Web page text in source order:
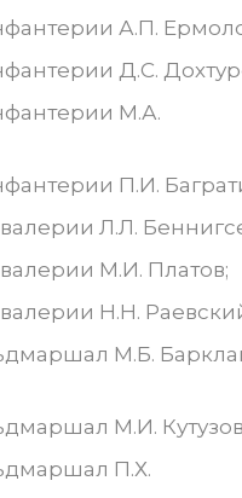
А.П.
Д.С.
М.А.
П.И.
Л.Л.
М.И. Платов;
Н.Н.
М.Б.
М.И.
П.Х.